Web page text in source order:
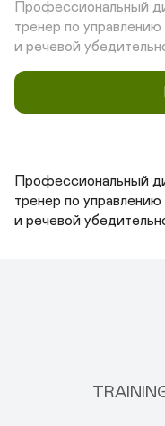
Профессиональный
тренер по управлению
и речевой
Профессиональный
тренер по
и речевой